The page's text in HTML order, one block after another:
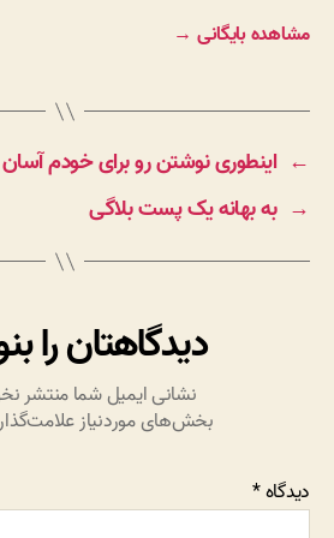
مشاهده بایگانی →
← اینطوری نوشتن رو برای خودم
→ به بهانه یک پست بلاگی
دیدگاهتان را
نشانی ایمیل شما منتشر
بخش‌های موردنیاز
دیدگاه*